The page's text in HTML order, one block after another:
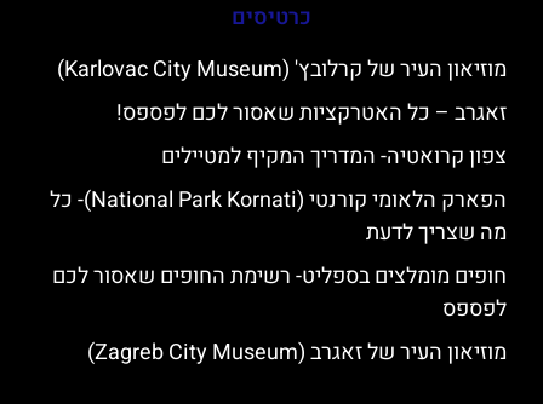
כרטיסים
מוזיאון העיר של קרלובץ' (Karlovac City Museum)
זאגרב – כל האטרקציות שאסור לכם לפספס!
צפון קרואטיה- המדריך המקיף למטיילים
הפארק הלאומי קורנטי (National Park Kornati)- כל
מה שצריך לדעת
חופים מומלצים בספליט- רשימת החופים שאסור לכם
לפספס
מוזיאון העיר של זאגרב (Zagreb City Museum)